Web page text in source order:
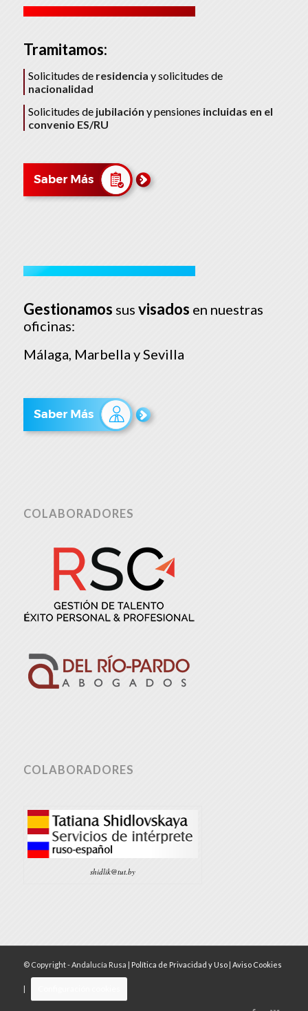
Tramitamos:
Solicitudes de residencia y solicitudes de
nacionalidad
Solicitudes de jubilación y pensiones incluidas en el
convenio ES/RU
Gestionamos sus visados en nuestras
oficinas:
Málaga, Marbella y Sevilla
COLABORADORES
COLABORADORES
shidlik@tut.by
© Copyright - Andalucía Rusa | Política de Privacidad y Uso| Aviso Cookies
|